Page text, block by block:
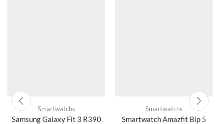
Smartwatchs
Samsung Galaxy Fit 3 R390
Smartwatchs
Smartwatch Amazfit Bip 5